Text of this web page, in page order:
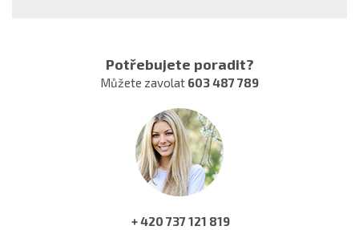
Potřebujete poradit?
Můžete zavolat 603 487 789
+ 420 737 121 819